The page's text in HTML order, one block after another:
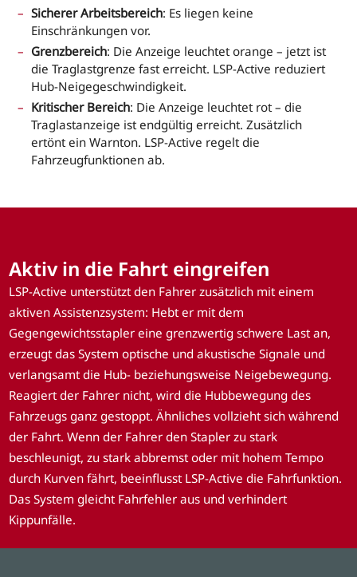
Sicherer Arbeitsbereich: Es liegen keine
Einschränkungen vor.
Grenzbereich: Die Anzeige leuchtet orange – jetzt ist
die Traglastgrenze fast erreicht. LSP-Active reduziert
Hub-Neigegeschwindigkeit.
Kritischer Bereich: Die Anzeige leuchtet rot – die
Traglastanzeige ist endgültig erreicht. Zusätzlich
ertönt ein Warnton. LSP-Active regelt die
Fahrzeugfunktionen ab.
Aktiv in die Fahrt eingreifen
LSP-Active unterstützt den Fahrer zusätzlich mit einem
aktiven Assistenzsystem: Hebt er mit dem
Gegengewichtsstapler eine grenzwertig schwere Last an,
erzeugt das System optische und akustische Signale und
verlangsamt die Hub- beziehungsweise Neigebewegung.
Reagiert der Fahrer nicht, wird die Hubbewegung des
Fahrzeugs ganz gestoppt. Ähnliches vollzieht sich während
der Fahrt. Wenn der Fahrer den Stapler zu stark
beschleunigt, zu stark abbremst oder mit hohem Tempo
durch Kurven fährt, beeinflusst LSP-Active die Fahrfunktion.
Das System gleicht Fahrfehler aus und verhindert
Kippunfälle.